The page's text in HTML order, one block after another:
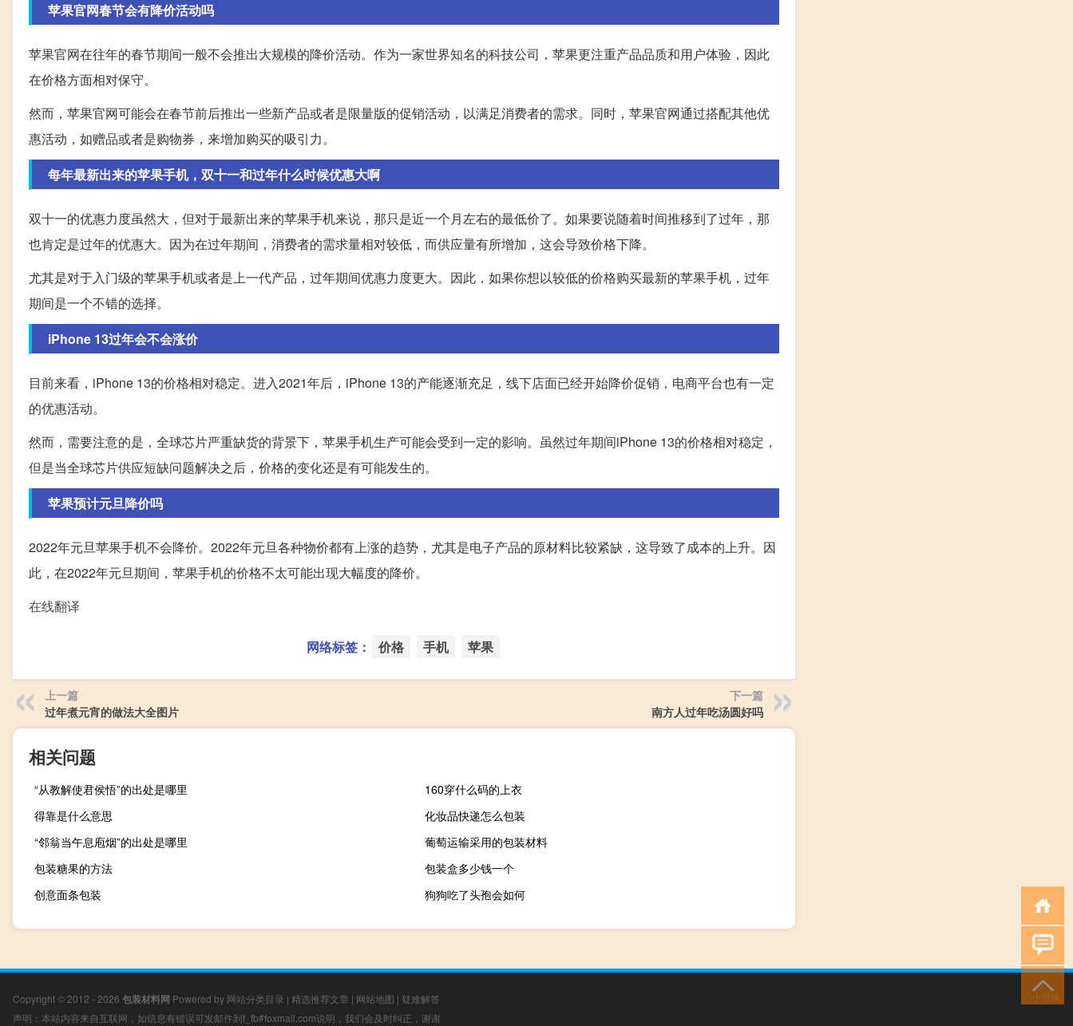
苹果官网春节会有降价活动吗
苹果官网在往年的春节期间一般不会推出大规模的降价活动。作为一家世界知名的科技公司，苹果更注重产品品质和用户体验，因此
在价格方面相对保守。
然而，苹果官网可能会在春节前后推出一些新产品或者是限量版的促销活动，以满足消费者的需求。同时，苹果官网通过搭配其他优
惠活动，如赠品或者是购物券，来增加购买的吸引力。
每年最新出来的苹果手机，双十一和过年什么时候优惠大啊
双十一的优惠力度虽然大，但对于最新出来的苹果手机来说，那只是近一个月左右的最低价了。如果要说随着时间推移到了过年，那
也肯定是过年的优惠大。因为在过年期间，消费者的需求量相对较低，而供应量有所增加，这会导致价格下降。
尤其是对于入门级的苹果手机或者是上一代产品，过年期间优惠力度更大。因此，如果你想以较低的价格购买最新的苹果手机，过年
期间是一个不错的选择。
iPhone 13过年会不会涨价
目前来看，iPhone 13的价格相对稳定。进入2021年后，iPhone 13的产能逐渐充足，线下店面已经开始降价促销，电商平台也有一定
的优惠活动。
然而，需要注意的是，全球芯片严重缺货的背景下，苹果手机生产可能会受到一定的影响。虽然过年期间iPhone 13的价格相对稳定，
但是当全球芯片供应短缺问题解决之后，价格的变化还是有可能发生的。
苹果预计元旦降价吗
2022年元旦苹果手机不会降价。2022年元旦各种物价都有上涨的趋势，尤其是电子产品的原材料比较紧缺，这导致了成本的上升。因
此，在2022年元旦期间，苹果手机的价格不太可能出现大幅度的降价。
在线翻译
网络标签： 价格 手机 苹果
上一篇
过年煮元宵的做法大全图片
下一篇
南方人过年吃汤圆好吗
相关问题
“从教解使君侯悟”的出处是哪里
160穿什么码的上衣
得靠是什么意思
化妆品快递怎么包装
“邻翁当午息庖烟”的出处是哪里
葡萄运输采用的包装材料
包装糖果的方法
包装盒多少钱一个
创意面条包装
狗狗吃了头孢会如何
Copyright © 2012 - 2026 包装材料网 Powered by 网站分类目录 | 精选推荐文章 | 网站地图 | 疑难解答
声明：本站内容来自互联网，如信息有错误可发邮件到f_fb#foxmail.com说明，我们会及时纠正，谢谢
小男孩